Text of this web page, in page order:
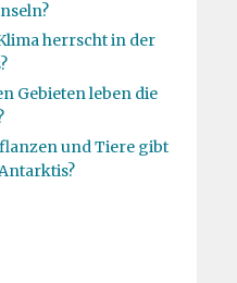
herrscht in der
Gebieten leben die
und Tiere gibt